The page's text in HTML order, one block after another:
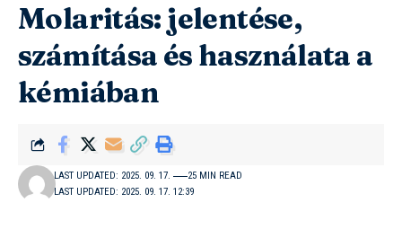
Molaritás: jelentése,
számítása és használata a
kémiában
LAST UPDATED: 2025. 09. 17. 12:39
LAST UPDATED: 2025. 09. 17. 25 MIN READ